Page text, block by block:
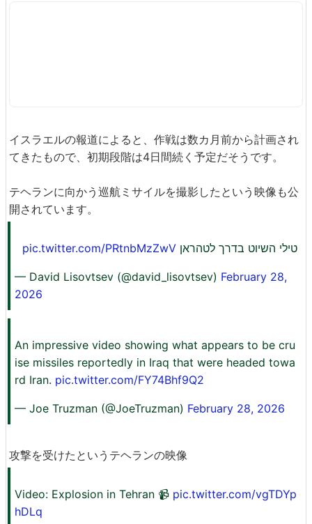
イスラエルの報道によると、作戦は数カ月前から計画され
てきたもので、初期段階は4日間続く予定だそうです。
テヘランに向かう巡航ミサイルを撮影したという映像も公
開されています。
טילי השיוט בדרך לטהראן pic.twitter.com/PRtnbMzZwV
— David Lisovtsev (@david_lisovtsev) February 28,
2026
An impressive video showing what appears to be cru
ise missiles reportedly in Iraq that were headed towa
rd Iran. pic.twitter.com/FY74Bhf9Q2
— Joe Truzman (@JoeTruzman) February 28, 2026
攻撃を受けたというテヘランの映像
Video: Explosion in Tehran 📹 pic.twitter.com/vgTDYp
hDLq